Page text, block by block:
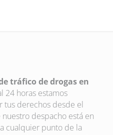
tráfico de drogas en
24 horas estamos
tus derechos desde el
despacho está en
cualquier punto de la